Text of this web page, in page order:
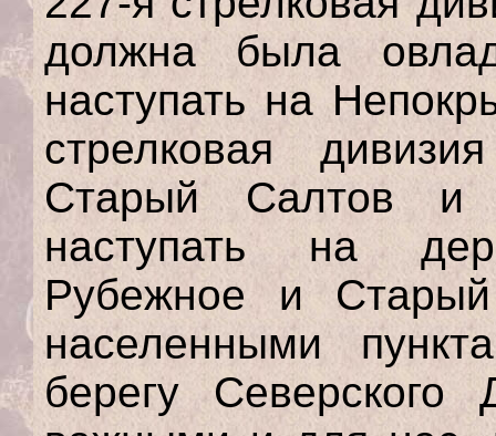
должна была
наступать на
стрелковая
Старый Салтов и
наступать на
Рубежное и
населенными
берегу